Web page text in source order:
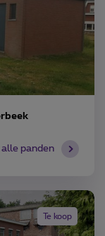
alle panden
Te koop